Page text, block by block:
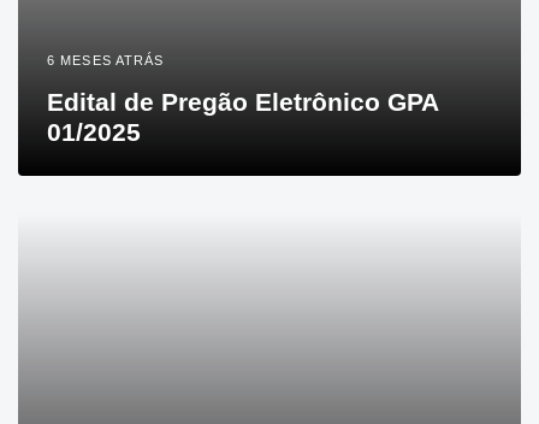
6 MESES ATRÁS
Edital de Pregão Eletrônico GPA
01/2025